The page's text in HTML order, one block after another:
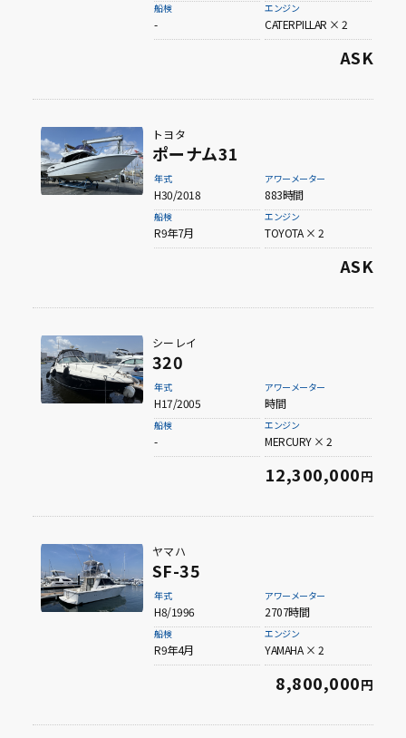
船検
-
エンジン
CATERPILLAR × 2
ASK
トヨタ
ポーナム31
年式
H30/2018
アワーメーター
883時間
船検
R9年7月
エンジン
TOYOTA × 2
ASK
シーレイ
320
年式
H17/2005
アワーメーター
時間
船検
-
エンジン
MERCURY × 2
12,300,000円
ヤマハ
SF-35
年式
H8/1996
アワーメーター
2707時間
船検
R9年4月
エンジン
YAMAHA × 2
8,800,000円